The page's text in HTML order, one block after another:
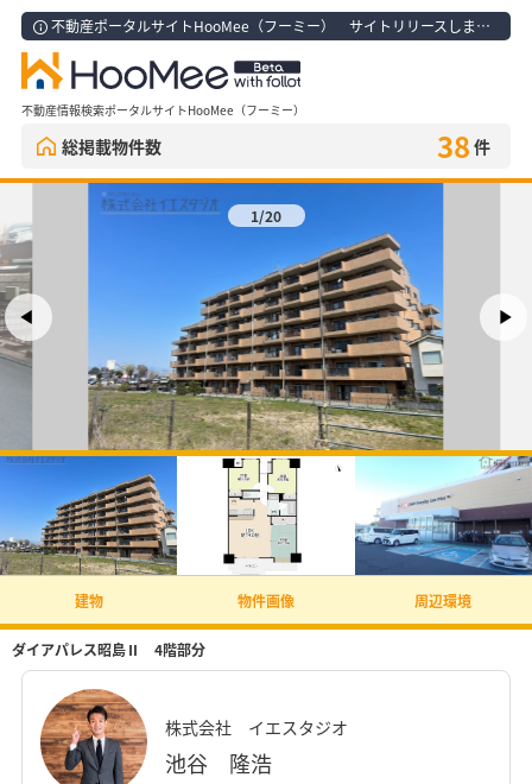
不動産ポータルサイトHooMee（フーミー） サイトリリースしました！
不動産情報検索ポータルサイトHooMee（フーミー）
総掲載物件数 38 件
1/20
建物 物件画像 周辺環境
ダイアパレス昭島Ⅱ 4階部分
株式会社 イエスタジオ
池谷 隆浩